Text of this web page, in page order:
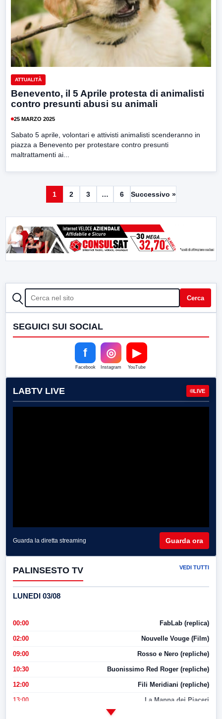
ATTUALITÀ
Benevento, il 5 Aprile protesta di animalisti
contro presunti abusi su animali
25 MARZO 2025
Sabato 5 aprile, volontari e attivisti animalisti scenderanno in
piazza a Benevento per protestare contro presunti
maltrattamenti ai...
1 2 3 … 6 Successivo »
CERCA Cerca
SEGUICI SUI SOCIAL
f
Facebook
◎
Instagram
▶
YouTube
LABTV LIVE LIVE
Guarda la diretta streaming Guarda ora
PALINSESTO TV VEDI TUTTI
LUNEDI 03/08
00:00 FabLab (replica)
02:00 Nouvelle Vouge (Film)
09:00 Rosso e Nero (repliche)
10:30 Buonissimo Red Roger (repliche)
12:00 Fili Meridiani (repliche)
13:00 La Mappa dei Piaceri